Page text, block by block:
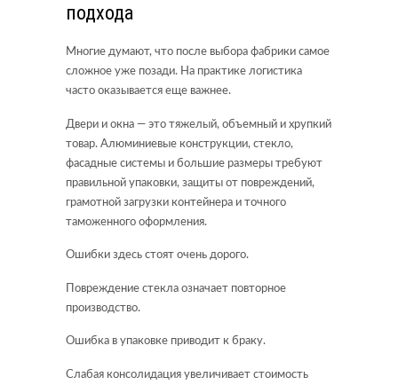
подхода
Многие думают, что после выбора фабрики самое
сложное уже позади. На практике логистика
часто оказывается еще важнее.
Двери и окна — это тяжелый, объемный и хрупкий
товар. Алюминиевые конструкции, стекло,
фасадные системы и большие размеры требуют
правильной упаковки, защиты от повреждений,
грамотной загрузки контейнера и точного
таможенного оформления.
Ошибки здесь стоят очень дорого.
Повреждение стекла означает повторное
производство.
Ошибка в упаковке приводит к браку.
Слабая консолидация увеличивает стоимость